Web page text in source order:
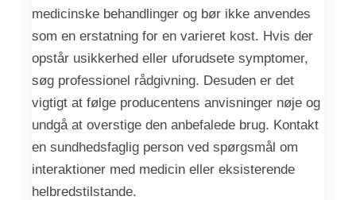
medicinske behandlinger og bør ikke anvendes
som en erstatning for en varieret kost. Hvis der
opstår usikkerhed eller uforudsete symptomer,
søg professionel rådgivning. Desuden er det
vigtigt at følge producentens anvisninger nøje og
undgå at overstige den anbefalede brug. Kontakt
en sundhedsfaglig person ved spørgsmål om
interaktioner med medicin eller eksisterende
helbredstilstande.